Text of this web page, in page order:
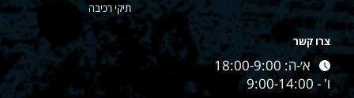
תיקי רכיבה
צרו קשר
א׳-ה: 18:00-9:00
ו' - 9:00-14:00